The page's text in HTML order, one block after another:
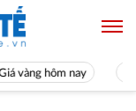
hôm nay